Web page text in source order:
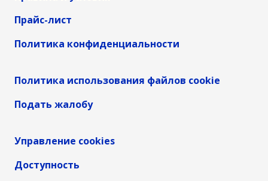
Прайс-лист
Политика конфиденциальности
Политика использования файлов cookie
Подать жалобу
Управление cookies
Доступность